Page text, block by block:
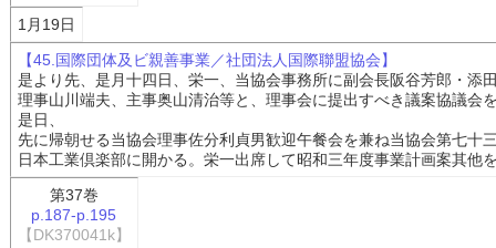
1月19日
【45.国際団体及ビ親善事業／社団法人国際聯盟協会】
是より先、是月十四日、栄一、当協会事務所に副会長阪谷芳郎・添
理事山川端夫、主事奥山清治等と、理事会に提出すべき議案協議会
是日、
先に帰朝せる当協会理事佐分利貞男歓迎午餐会を兼ね当協会第七十
日本工業倶楽部に開かる。栄一出席して昭和三年度事業計画案其他
第37巻
p.187-p.195
【DK370041k】